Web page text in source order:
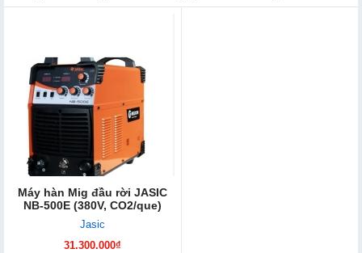
Máy hàn Mig đầu rời JASIC
NB-500E (380V, CO2/que)
Jasic
31.300.000₫